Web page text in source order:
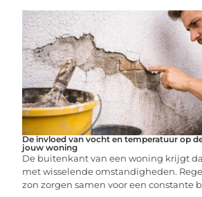
De invloed van vocht en temperatuur op
jouw woning
De buitenkant van een woning krijgt
met wisselende omstandigheden.
zon zorgen samen voor een constante